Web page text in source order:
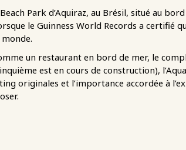
Park d’Aquiraz, au Brésil, situé au
le Guinness World Records a certifié
un restaurant en bord de mer, le
est en cours de construction),
originales et l’importance accordée à